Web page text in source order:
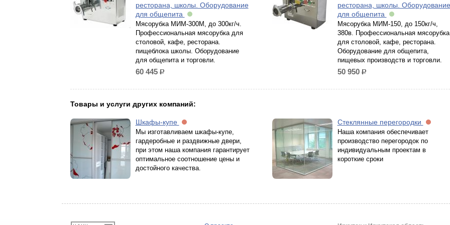
ресторана, школы. Оборудование
для общепита
Мясорубка МИМ-300М, до 300кг/ч.
Профессиональная мясорубка для
столовой, кафе, ресторана.
пищеблока школы. Оборудование
для общепита и торговли.
60 445 р.
ресторана, школы. Оборудование
для общепита
Мясорубка МИМ-150, до 150кг/ч,
380в. Профессиональная мясорубка
для столовой, кафе, ресторана.
Оборудование для общепита,
пищевых производств и торговли.
50 950 р.
Товары и услуги других компаний:
Шкафы-купе
Мы изготавливаем шкафы-купе,
гардеробные и раздвижные двери,
при этом наша компания гарантирует
оптимальное соотношение цены и
достойного качества.
Стеклянные перегородки
Наша компания обеспечивает
производство перегородок по
индивидуальным проектам в
короткие сроки